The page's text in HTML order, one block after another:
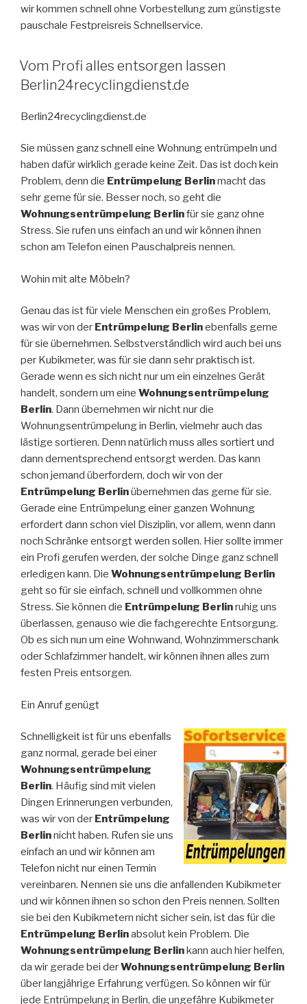
wir kommen schnell ohne Vorbestellung zum günstigste
pauschale Festpreisreis Schnellservice.
VERÖFFENTLICHT
AM
Vom Profi alles entsorgen lassen
Berlin24recyclingdienst.de
Berlin24recyclingdienst.de
Sie müssen ganz schnell eine Wohnung entrümpeln und
haben dafür wirklich gerade keine Zeit. Das ist doch kein
Problem, denn die Entrümpelung Berlinmacht das
sehr gerne für sie. Besser noch, so geht die
Wohnungsentrümpelung Berlinfür sie ganz ohne
Stress. Sie rufen uns einfach an und wir können ihnen
schon am Telefon einen Pauschalpreis nennen.
Wohin mit alte Möbeln?
Genau das ist für viele Menschen ein großes Problem,
was wir von der Entrümpelung Berlinebenfalls gerne
für sie übernehmen. Selbstverständlich wird auch bei uns
per Kubikmeter, was für sie dann sehr praktisch ist.
Gerade wenn es sich nicht nur um ein einzelnes Gerät
handelt, sondern um eine Wohnungsentrümpelung
Berlin. Dann übernehmen wir nicht nur die
Wohnungsentrümpelung in Berlin, vielmehr auch das
lästige sortieren. Denn natürlich muss alles sortiert und
dann dementsprechend entsorgt werden. Das kann
schon jemand überfordern, doch wir von der
Entrümpelung Berlinübernehmen das gerne für sie.
Gerade eine Entrümpelung einer ganzen Wohnung
erfordert dann schon viel Disziplin, vor allem, wenn dann
noch Schränke entsorgt werden sollen. Hier sollte immer
ein Profi gerufen werden, der solche Dinge ganz schnell
erledigen kann. Die Wohnungsentrümpelung Berlin
geht so für sie einfach, schnell und vollkommen ohne
Stress. Sie können die Entrümpelung Berlinruhig uns
überlassen, genauso wie die fachgerechte Entsorgung.
Ob es sich nun um eine Wohnwand, Wohnzimmerschank
oder Schlafzimmer handelt, wir können ihnen alles zum
festen Preis entsorgen.
Ein Anruf genügt
Schnelligkeit ist für uns ebenfalls
ganz normal, gerade bei einer
Wohnungsentrümpelung
Berlin. Häufig sind mit vielen
Dingen Erinnerungen verbunden,
was wir von der Entrümpelung
Berlinnicht haben. Rufen sie uns
einfach an und wir können am
Telefon nicht nur einen Termin
vereinbaren. Nennen sie uns die anfallenden Kubikmeter
und wir können ihnen so schon den Preis nennen. Sollten
sie bei den Kubikmetern nicht sicher sein, ist das für die
Entrümpelung Berlinabsolut kein Problem. Die
Wohnungsentrümpelung Berlinkann auch hier helfen,
da wir gerade bei derWohnungsentrümpelung Berlin
über langjährige Erfahrung verfügen. So können wir für
jede Entrümpelung in Berlin, die ungefähre Kubikmeter